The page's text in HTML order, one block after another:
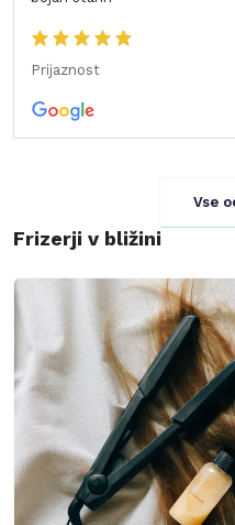
Prijaznost
Vse
Frizerji v bližini